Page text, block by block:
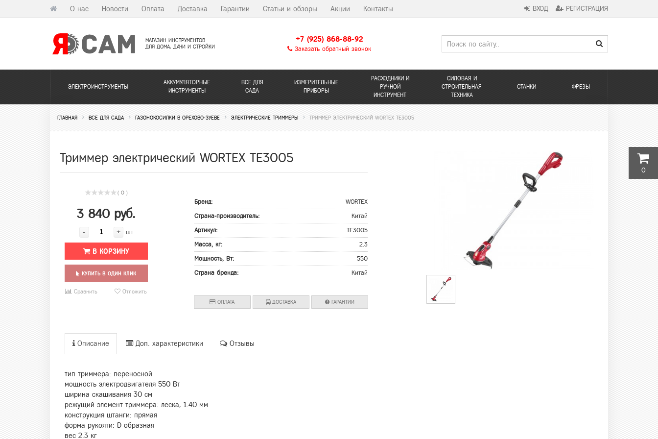
О нас Новости Оплата Доставка Гарантии Статьи и обзоры Акции Контакты ВХОД РЕГИСТРАЦИЯ
МАГАЗИН ИНСТРУМЕНТОВ
ДЛЯ ДОМА, ДАЧИ И СТРОЙКИ
+7 (925) 868-88-92
Заказать обратный звонок
ЭЛЕКТРОИНСТРУМЕНТЫ
АККУМУЛЯТОРНЫЕ
ИНСТРУМЕНТЫ
ВСЕ ДЛЯ
САДА
ИЗМЕРИТЕЛЬНЫЕ
ПРИБОРЫ
РАСХОДНИКИ И
РУЧНОЙ
ИНСТРУМЕНТ
СИЛОВАЯ И
СТРОИТЕЛЬНАЯ
ТЕХНИКА
СТАНКИ ФРЕЗЫ
ГЛАВНАЯ ВСЕ ДЛЯ САДА ГАЗОНОКОСИЛКИ В ОРЕХОВО-ЗУЕВЕ ЭЛЕКТРИЧЕСКИЕ ТРИММЕРЫ ТРИММЕР ЭЛЕКТРИЧЕСКИЙ WORTEX TE3005
Триммер электрический WORTEX TE3005
( 0 )
3 840 руб.
- + шт
В КОРЗИНУ
КУПИТЬ В ОДИН КЛИК
Сравнить Отложить
Бренд: WORTEX
Страна-производитель: Китай
Артикул: TE3005
Масса, кг: 2.3
Мощность, Вт: 550
Страна бренда: Китай
ОПЛАТА ДОСТАВКА ГАРАНТИИ
Описание Доп. характеристики Отзывы
тип триммера: переносной
мощность электродвигателя 550 Вт
ширина скашивания 30 см
режущий элемент триммера: леска, 1.40 мм
конструкция штанги: прямая
форма рукояти: D-образная
вес 2.3 кг
0